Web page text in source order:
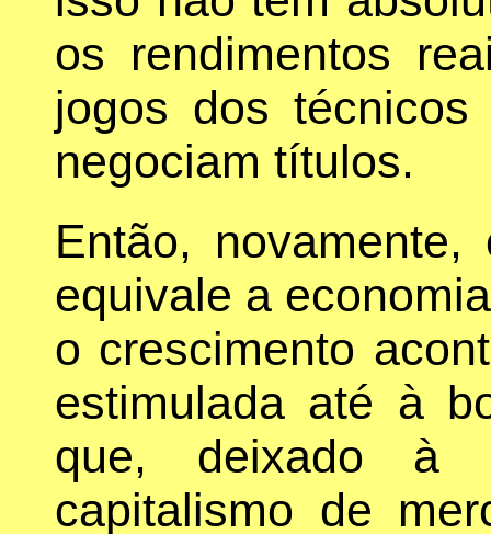
os rendimentos
jogos dos
negociam títulos.
Então,
equivale a
o crescimento
estimulada até à
que, deixado à
capitalismo de